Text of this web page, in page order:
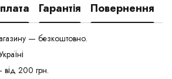
Гарантія Повернення
— безкоштовно.
200 грн.